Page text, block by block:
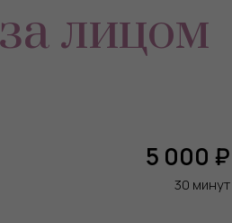
за лицом
5 000 ₽
30 минут